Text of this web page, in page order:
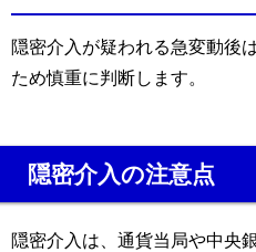
隠密介入が疑われる急変動後
ため慎重に判断します。
隠密介入の注意点
隠密介入は、通貨当局や中央